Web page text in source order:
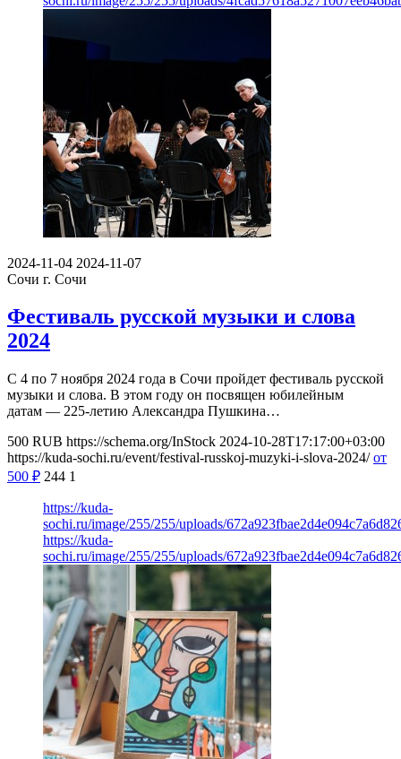
2024-11-04 2024-11-07
Сочи г. Сочи
Фестиваль русской музыки и слова
2024
С 4 по 7 ноября 2024 года в Сочи пройдет фестиваль русской
музыки и слова. В этом году он посвящен юбилейным
датам — 225-летию Александра Пушкина…
500 RUB https://schema.org/InStock 2024-10-28T17:17:00+03:00
https://kuda-sochi.ru/event/festival-russkoj-muzyki-i-slova-2024/ от
500 ₽ 244 1
https://kuda-
sochi.ru/image/255/255/uploads/
https://kuda-
sochi.ru/image/255/255/uploads/